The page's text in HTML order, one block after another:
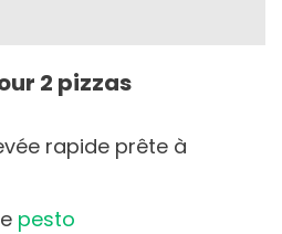
2 pizzas
rapide prête à
pesto⁠